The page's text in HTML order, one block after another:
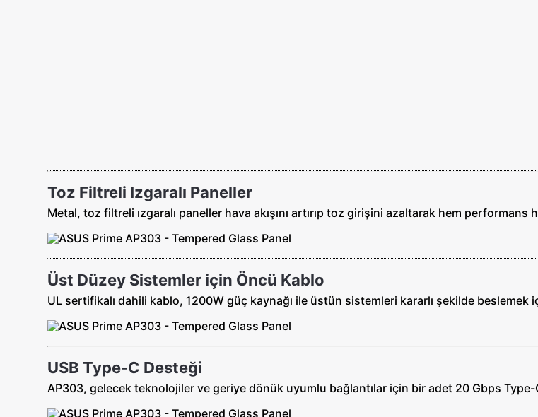
Toz Filtreli Izgaralı Paneller
Metal, toz filtreli ızgaralı paneller hava akışını artırıp toz girişini azaltarak hem performans
Üst Düzey Sistemler için Öncü Kablo
UL sertifikalı dahili kablo, 1200W güç kaynağı ile üstün sistemleri kararlı şekilde beslemek
USB Type-C Desteği
AP303, gelecek teknolojiler ve geriye dönük uyumlu bağlantılar için bir adet 20 Gbps Type-